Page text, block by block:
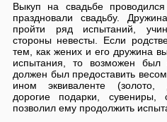
Выкуп на свадьбе
праздновали свадьбу.
пройти ряд испытаний,
стороны невесты. Если
тем, как жених и его дружина
испытания, то возможен был
должен был предоставить
ином эквиваленте (золото,
дорогие подарки,
позволил ему продолжить